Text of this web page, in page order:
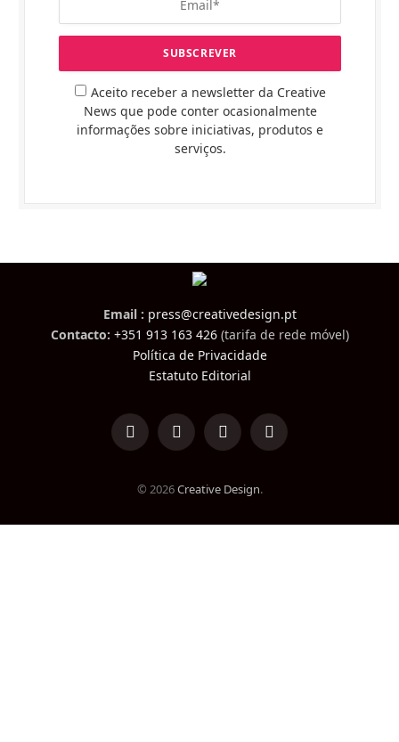
Aceito receber a newsletter da Creative
News que pode conter ocasionalmente
informações sobre iniciativas, produtos e
serviços.
Email : press@creativedesign.pt
Contacto: +351 913 163 426(tarifa de rede móvel)
Política de Privacidade
Estatuto Editorial
LinkedInFacebookInstagramTikTok
© 2026Creative Design.